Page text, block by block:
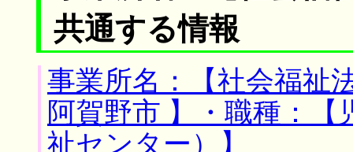
共通する情報
事業所名：【社会福祉
阿賀野市 】・職種：
祉センター）】